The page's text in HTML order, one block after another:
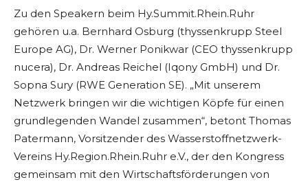
Zu den Speakern beim Hy.Summit.Rhein.Ruhr
gehören u.a. Bernhard Osburg (thyssenkrupp Steel
Europe AG), Dr. Werner Ponikwar (CEO thyssenkrupp
nucera), Dr. Andreas Reichel (Iqony GmbH) und Dr.
Sopna Sury (RWE Generation SE). „Mit unserem
Netzwerk bringen wir die wichtigen Köpfe für einen
grundlegenden Wandel zusammen“, betont Thomas
Patermann, Vorsitzender des Wasserstoffnetzwerk-
Vereins Hy.Region.Rhein.Ruhr e.V., der den Kongress
gemeinsam mit den Wirtschaftsförderungen von